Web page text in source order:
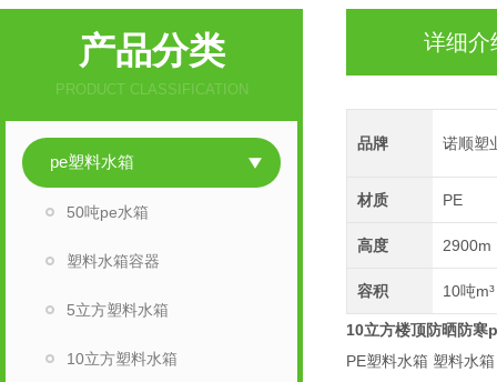
产品分类
PRODUCT CLASSIFICATION
pe塑料水箱
50吨pe水箱
塑料水箱容器
5立方塑料水箱
10立方塑料水箱
详细介
品牌 诺顺塑
材质 PE
高度 2900m
容积 10吨m³
10立方楼顶防晒防
PE塑料水箱 塑料水